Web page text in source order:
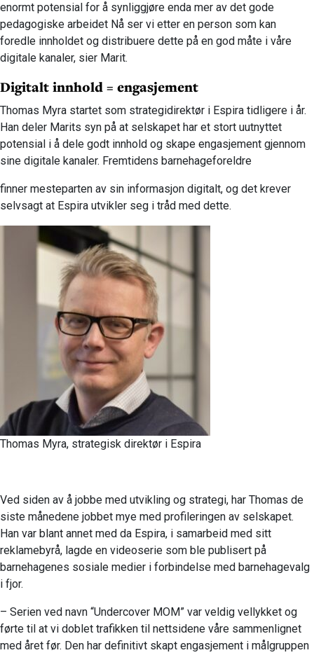
enormt potensial for å synliggjøre enda mer av det gode
pedagogiske arbeidet Nå ser vi etter en person som kan
foredle innholdet og distribuere dette på en god måte i våre
digitale kanaler, sier Marit.
Digitalt innhold = engasjement
Thomas Myra startet som strategidirektør i Espira tidligere i år.
Han deler Marits syn på at selskapet har et stort uutnyttet
potensial i å dele godt innhold og skape engasjement gjennom
sine digitale kanaler. Fremtidens barnehageforeldre
finner mesteparten av sin informasjon digitalt, og det krever
selvsagt at Espira utvikler seg i tråd med dette.
Thomas Myra, strategisk direktør i Espira
Ved siden av å jobbe med utvikling og strategi, har Thomas de
siste månedene jobbet mye med profileringen av selskapet.
Han var blant annet med da Espira, i samarbeid med sitt
reklamebyrå, lagde en videoserie som ble publisert på
barnehagenes sosiale medier i forbindelse med barnehagevalg
i fjor.
– Serien ved navn “Undercover MOM” var veldig vellykket og
førte til at vi doblet trafikken til nettsidene våre sammenlignet
med året før. Den har definitivt skapt engasjement i målgruppen